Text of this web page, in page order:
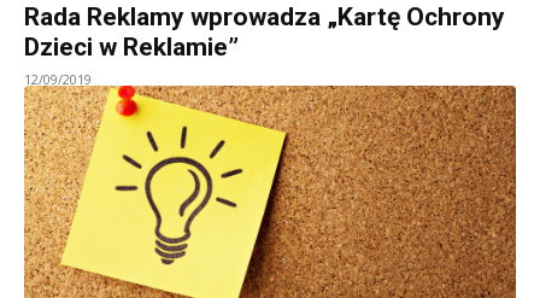
Rada Reklamy wprowadza „Kartę Ochrony
Dzieci w Reklamie”
12/09/2019